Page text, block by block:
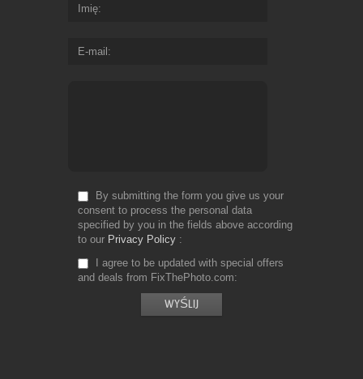
Imię
E-mail
By submitting the form you give us your
consent to process the personal data
specified by you in the fields above according
to our Privacy Policy
I agree to be updated with special offers
and deals from FixThePhoto.com